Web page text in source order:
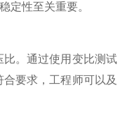
定性至关重要。
。通过使用变比测试
要求，工程师可以及